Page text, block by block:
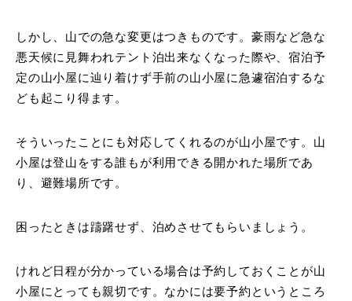
しかし、山での急な変更はつきものです。豪雨など急な
悪天候に見舞われテント泊出来なくなった際や、宿泊予
定の山小屋に辿り着けず手前の山小屋に急遽宿泊するな
ども起こり得ます。
そういったことにも対応してくれるのが山小屋です。山
小屋は登山をする誰もが利用できる開かれた場所であ
り、避難場所です。
困ったときは躊躇せず、泊めさせてもらいましょう。
けれど日程が分かっている場合は予約しておくことが山
小屋にとっても親切です。なかには要予約というところ